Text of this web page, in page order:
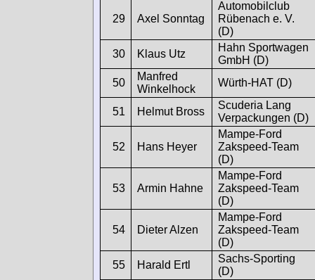
29 Axel Sonntag
Automobilclub
Rübenach e. V.
(D)
30
Klaus Utz
Hahn Sportwagen
GmbH (D)
50
Manfred
Winkelhock
Würth-HAT (D)
51 Helmut Bross
Scuderia Lang
Verpackungen (D)
52 Hans Heyer
Mampe-Ford
Zakspeed-Team
(D)
53 Armin Hahne
Mampe-Ford
Zakspeed-Team
(D)
54 Dieter Alzen
Mampe-Ford
Zakspeed-Team
(D)
55
Harald Ertl
Sachs-Sporting
(D)